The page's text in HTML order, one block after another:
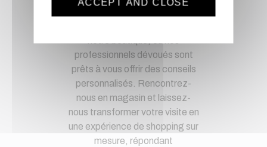
professionnels dévoués sont
prêts à vous offrir des conseils
personnalisés. Rencontrez-
nous en magasin et laissez-
nous transformer votre visite en
une expérience de shopping sur
mesure, répondant
ACCEPT AND CLOSE